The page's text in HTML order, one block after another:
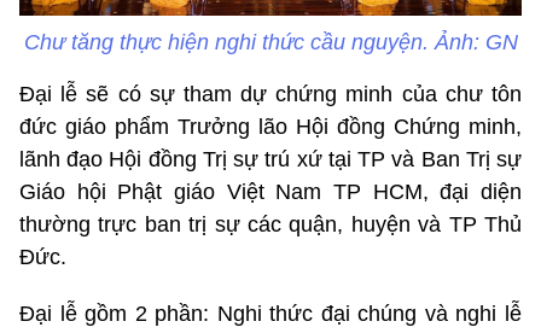
Chư tăng thực hiện nghi thức cầu nguyện. Ảnh: GN
Đại lễ sẽ có sự tham dự chứng minh của chư tôn
đức giáo phẩm Trưởng lão Hội đồng Chứng minh,
lãnh đạo Hội đồng Trị sự trú xứ tại TP và Ban Trị sự
Giáo hội Phật giáo Việt Nam TP HCM, đại diện
thường trực ban trị sự các quận, huyện và TP Thủ
Đức.
Đại lễ gồm 2 phần: Nghi thức đại chúng và nghi lễ